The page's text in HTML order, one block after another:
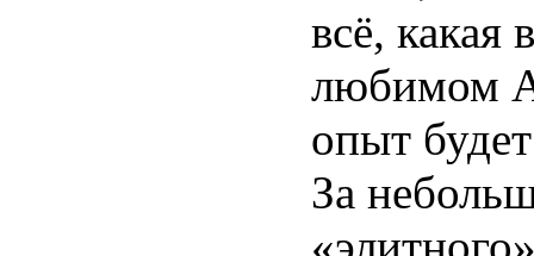
всё, какая
любимом
опыт
За